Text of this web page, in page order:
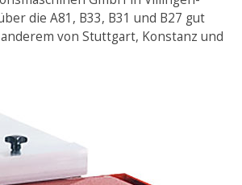
die A81, B33, B31 und B27 gut
von Stuttgart, Konstanz und